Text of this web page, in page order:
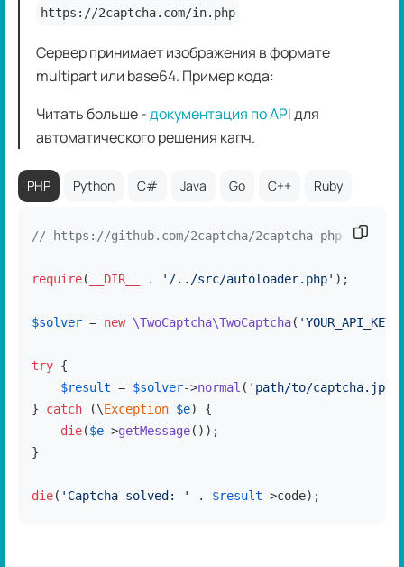
https://2captcha.com/in.php
Сервер принимает изображения в формате
multipart или base64. Пример кода:
Читать больше -документация по APIдля
автоматического решения капч.
PHP Python C# Java Go C++ Ruby
// https://github.com/2captcha/2captcha-php
require( __DIR__ . '/../src/autoloader.php' );
$solver = new \TwoCaptcha\TwoCaptcha( 'YOUR_API_KEY'
try {
$result = $solver->normal ( 'path/to/captcha.jpg'
} catch (\Exception $e) {
die($e->getMessage());
}
die( 'Captcha solved: ' . $result->code);